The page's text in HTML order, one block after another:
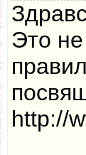
Это
http://